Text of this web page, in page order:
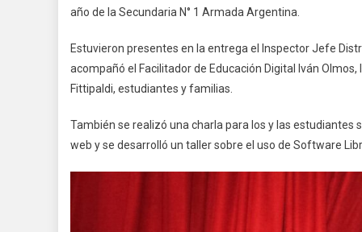
año de la Secundaria N° 1 Armada Argentina.
Estuvieron presentes en la entrega el Inspector Jefe
acompañó el Facilitador de Educación Digital Iván
Fittipaldi, estudiantes y familias.
También se realizó una charla para los y las
web y se desarrolló un taller sobre el uso de Software